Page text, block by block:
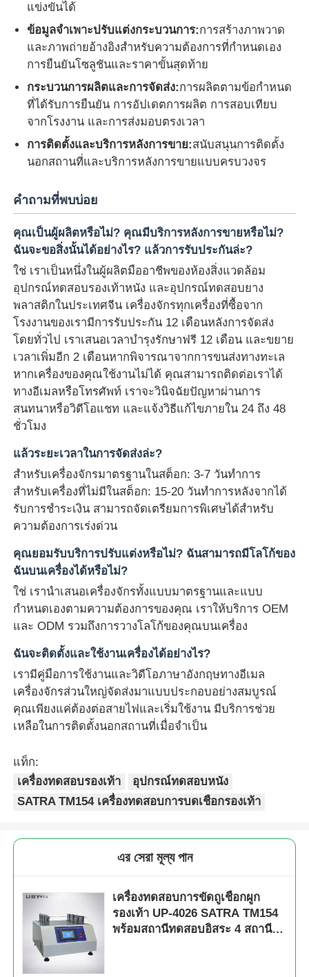
แข่งขันได้
ข้อมูลจำเพาะปรับแต่งกระบวนการ:การสร้างภาพวาด
และภาพถ่ายอ้างอิงสำหรับความต้องการที่กำหนดเอง
การยืนยันโซลูชันและราคาขั้นสุดท้าย
กระบวนการผลิตและการจัดส่ง:การผลิตตามข้อกำหนด
ที่ได้รับการยืนยัน การอัปเดตการผลิต การสอบเทียบ
จากโรงงาน และการส่งมอบตรงเวลา
การติดตั้งและบริการหลังการขาย:สนับสนุนการติดตั้ง
นอกสถานที่และบริการหลังการขายแบบครบวงจร
คำถามที่พบบ่อย
คุณเป็นผู้ผลิตหรือไม่? คุณมีบริการหลังการขายหรือไม่?
ฉันจะขอสิ่งนั้นได้อย่างไร? แล้วการรับประกันล่ะ?
ใช่ เราเป็นหนึ่งในผู้ผลิตมืออาชีพของห้องสิ่งแวดล้อม
อุปกรณ์ทดสอบรองเท้าหนัง และอุปกรณ์ทดสอบยาง
พลาสติกในประเทศจีน เครื่องจักรทุกเครื่องที่ซื้อจาก
โรงงานของเรามีการรับประกัน 12 เดือนหลังการจัดส่ง
โดยทั่วไป เราเสนอเวลาบำรุงรักษาฟรี 12 เดือน และขยาย
เวลาเพิ่มอีก 2 เดือนหากพิจารณาจากการขนส่งทางทะเล
หากเครื่องของคุณใช้งานไม่ได้ คุณสามารถติดต่อเราได้
ทางอีเมลหรือโทรศัพท์ เราจะวินิจฉัยปัญหาผ่านการ
สนทนาหรือวิดีโอแชท และแจ้งวิธีแก้ไขภายใน 24 ถึง 48
ชั่วโมง
แล้วระยะเวลาในการจัดส่งล่ะ?
สำหรับเครื่องจักรมาตรฐานในสต็อก: 3-7 วันทำการ
สำหรับเครื่องที่ไม่มีในสต็อก: 15-20 วันทำการหลังจากได้
รับการชำระเงิน สามารถจัดเตรียมการพิเศษได้สำหรับ
ความต้องการเร่งด่วน
คุณยอมรับบริการปรับแต่งหรือไม่? ฉันสามารถมีโลโก้ของ
ฉันบนเครื่องได้หรือไม่?
ใช่ เรานำเสนอเครื่องจักรทั้งแบบมาตรฐานและแบบ
กำหนดเองตามความต้องการของคุณ เราให้บริการ OEM
และ ODM รวมถึงการวางโลโก้ของคุณบนเครื่อง
ฉันจะติดตั้งและใช้งานเครื่องได้อย่างไร?
เรามีคู่มือการใช้งานและวิดีโอภาษาอังกฤษทางอีเมล
เครื่องจักรส่วนใหญ่จัดส่งมาแบบประกอบอย่างสมบูรณ์
คุณเพียงแค่ต้องต่อสายไฟและเริ่มใช้งาน มีบริการช่วย
เหลือในการติดตั้งนอกสถานที่เมื่อจำเป็น
แท็ก:
เครื่องทดสอบรองเท้า
อุปกรณ์ทดสอบหนัง
SATRA TM154 เครื่องทดสอบการบดเชือกรองเท้า
এর সেরা মূল্য পান
เครื่องทดสอบการขัดถูเชือกผูก
รองเท้า UP-4026 SATRA TM154
พร้อมสถานีทดสอบอิสระ 4 สถานี